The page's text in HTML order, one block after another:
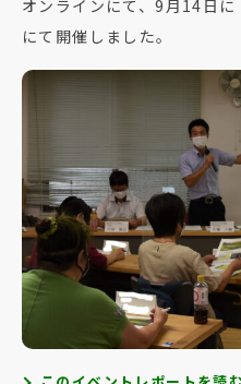
オンラインにて、9月14日
にて開催しました。